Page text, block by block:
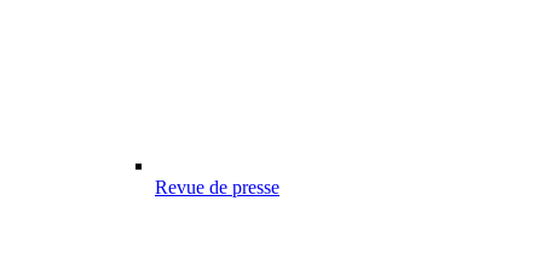
Revue de presse